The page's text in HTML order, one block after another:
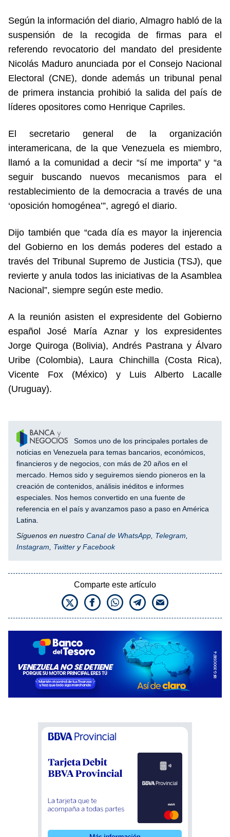
Según la información del diario, Almagro habló de la
suspensión de la recogida de firmas para el
referendo revocatorio del mandato del presidente
Nicolás Maduro anunciada por el Consejo Nacional
Electoral (CNE), donde además un tribunal penal
de primera instancia prohibió la salida del país de
líderes opositores como Henrique Capriles.
El secretario general de la organización
interamericana, de la que Venezuela es miembro,
llamó a la comunidad a decir “sí me importa” y “a
seguir buscando nuevos mecanismos para el
restablecimiento de la democracia a través de una
‘oposición homogénea’”, agregó el diario.
Dijo también que “cada día es mayor la injerencia
del Gobierno en los demás poderes del estado a
través del Tribunal Supremo de Justicia (TSJ), que
revierte y anula todos las iniciativas de la Asamblea
Nacional”, siempre según este medio.
A la reunión asisten el expresidente del Gobierno
español José María Aznar y los expresidentes
Jorge Quiroga (Bolivia), Andrés Pastrana y Álvaro
Uribe (Colombia), Laura Chinchilla (Costa Rica),
Vicente Fox (México) y Luis Alberto Lacalle
(Uruguay).
Somos uno de los principales portales de
noticias en Venezuela para temas bancarios, económicos,
financieros y de negocios, con más de 20 años en el
mercado. Hemos sido y seguiremos siendo pioneros en la
creación de contenidos, análisis inéditos e informes
especiales. Nos hemos convertido en una fuente de
referencia en el país y avanzamos paso a paso en América
Latina.
Síguenos en nuestro Canal de WhatsApp, Telegram,
Instagram, Twitter yFacebook
Comparte este artículo